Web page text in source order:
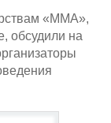
«ММА»,
обсудили на